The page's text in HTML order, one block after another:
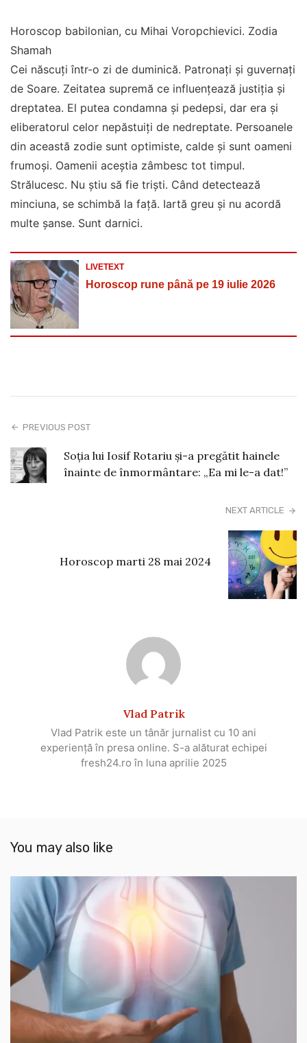
Horoscop babilonian, cu Mihai Voropchievici. Zodia
Shamah
Cei născuți într-o zi de duminică. Patronați și guvernați
de Soare. Zeitatea supremă ce influențează justiția și
dreptatea. El putea condamna și pedepsi, dar era și
eliberatorul celor nepăstuiți de nedreptate. Persoanele
din această zodie sunt optimiste, calde și sunt oameni
frumoși. Oamenii aceștia zâmbesc tot timpul.
Strălucesc. Nu știu să fie triști. Când detectează
minciuna, se schimbă la față. Iartă greu și nu acordă
multe șanse. Sunt darnici.
LIVETEXT
Horoscop rune până pe 19 iulie 2026
PREVIOUS POST
Soția lui Iosif Rotariu și-a pregătit hainele
înainte de înmormântare: „Ea mi le-a dat!”
NEXT ARTICLE
Horoscop marti 28 mai 2024
Vlad Patrik
Vlad Patrik este un tânăr jurnalist cu 10 ani
experiență în presa online. S-a alăturat echipei
fresh24.ro în luna aprilie 2025
You may also like